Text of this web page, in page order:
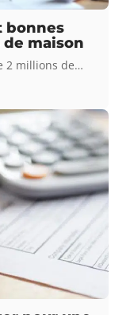
bonnes
maison
2 millions de…